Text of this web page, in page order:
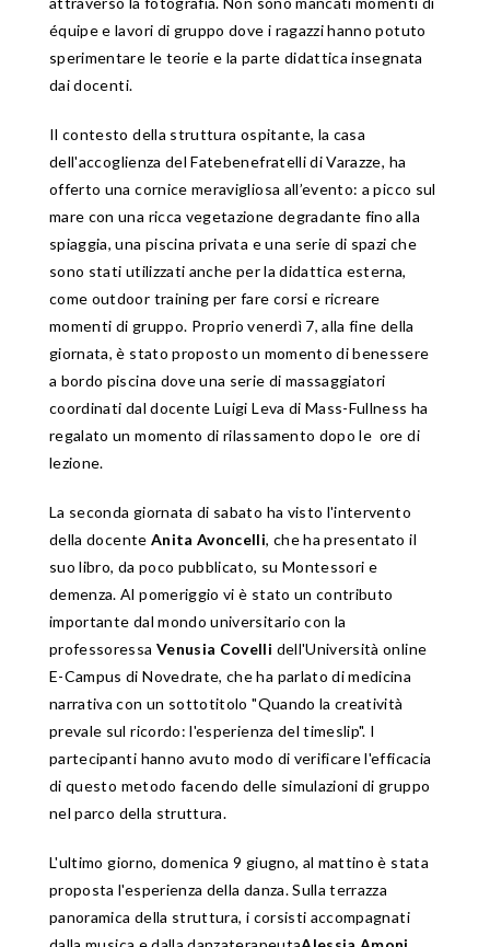
équipe e lavori di gruppo dove i ragazzi hanno potuto
sperimentare le teorie e la parte didattica insegnata
dai docenti.
Il contesto della struttura ospitante, la casa
dell'accoglienza del Fatebenefratelli di Varazze, ha
offerto una cornice meravigliosa all’evento: a picco sul
mare con una ricca vegetazione degradante fino alla
spiaggia, una piscina privata e una serie di spazi che
sono stati utilizzati anche per la didattica esterna,
come outdoor training per fare corsi e ricreare
momenti di gruppo. Proprio venerdì 7, alla fine della
giornata, è stato proposto un momento di benessere
a bordo piscina dove una serie di massaggiatori
coordinati dal docente Luigi Leva di Mass-Fullness ha
regalato un momento di rilassamento dopo le ore di
lezione.
La seconda giornata di sabato ha visto l'intervento
della docente Anita Avoncelli, che ha presentato il
suo libro, da poco pubblicato, su Montessori e
demenza. Al pomeriggio vi è stato un contributo
importante dal mondo universitario con la
professoressa Venusia Covelli dell'Università online
E-Campus di Novedrate, che ha parlato di medicina
narrativa con un sottotitolo "Quando la creatività
prevale sul ricordo: l'esperienza del timeslip". I
partecipanti hanno avuto modo di verificare l'efficacia
di questo metodo facendo delle simulazioni di gruppo
nel parco della struttura.
L'ultimo giorno, domenica 9 giugno, al mattino è stata
proposta l'esperienza della danza. Sulla terrazza
panoramica della struttura, i corsisti accompagnati